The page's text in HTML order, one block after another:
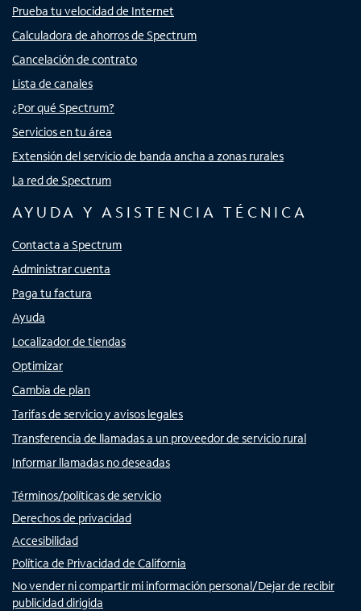
Prueba tu velocidad de Internet
Calculadora de ahorros de Spectrum
Cancelación de contrato
Lista de canales
¿Por qué Spectrum?
Servicios en tu área
Extensión del servicio de banda ancha a zonas rurales
La red de Spectrum
AYUDA Y ASISTENCIA TÉCNICA
Contacta a Spectrum
Administrar cuenta
Paga tu factura
Ayuda
Localizador de tiendas
Optimizar
Cambia de plan
Tarifas de servicio y avisos legales
Transferencia de llamadas a un proveedor de servicio rural
Informar llamadas no deseadas
Términos/políticas de servicio
Derechos de privacidad
Accesibilidad
Política de Privacidad de California
No vender ni compartir mi información personal/Dejar de recibir
publicidad dirigida